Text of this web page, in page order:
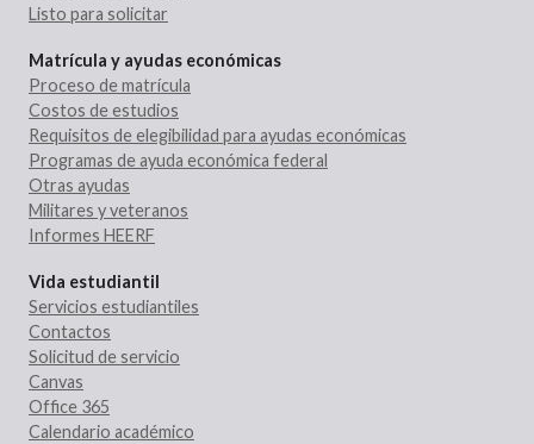
Listo para solicitar
Matrícula y ayudas económicas
Proceso de matrícula
Costos de estudios
Requisitos de elegibilidad para ayudas económicas
Programas de ayuda económica federal
Otras ayudas
Militares y veteranos
Informes HEERF
Vida estudiantil
Servicios estudiantiles
Contactos
Solicitud de servicio
Canvas
Office 365
Calendario académico